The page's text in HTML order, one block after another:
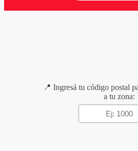
📍 Ingresá tu código postal
a tu zona: